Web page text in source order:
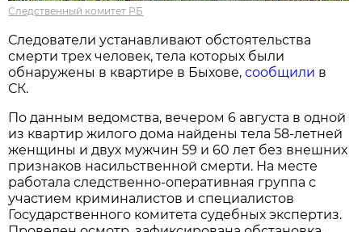
Следственный комитет РБ
Следователи устанавливают обстоятельства
смерти трех человек, тела которых были
обнаружены в квартире в Быхове,сообщили в
СК.
По данным ведомства, вечером 6 августа в одной
из квартир жилого дома найдены тела 58-летней
женщины и двух мужчин 59 и 60 лет без внешних
признаков насильственной смерти. На месте
работала следственно-оперативная группа с
участием криминалистов и специалистов
Государственного комитета судебных экспертиз.